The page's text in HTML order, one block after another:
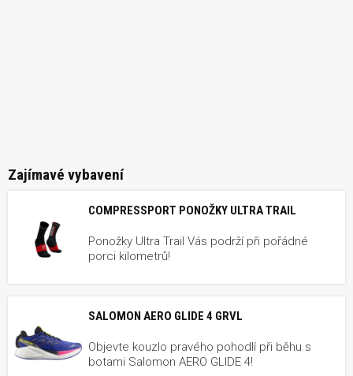
Zajímavé vybavení
COMPRESSPORT PONOŽKY ULTRA TRAIL
Ponožky Ultra Trail Vás podrží při pořádné
porci kilometrů!
SALOMON AERO GLIDE 4 GRVL
Objevte kouzlo pravého pohodlí při běhu s
botami Salomon AERO GLIDE 4!